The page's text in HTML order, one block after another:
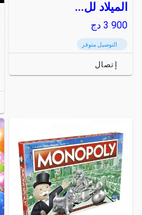
الميلاد لل...
3 900 دج
التوصيل متوفر
إتصال